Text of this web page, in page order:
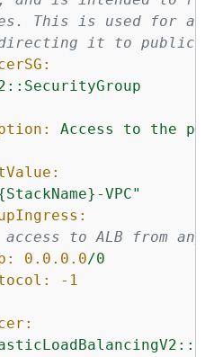
This is used for
it to public
Access to the
StackName}-VPC"
to ALB from
0.0 .0 .0/0
-1